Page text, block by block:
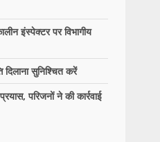
इंस्पेक्टर पर विभागीय
दिलाना सुनिश्चित करें
परिजनों ने की कार्रवाई